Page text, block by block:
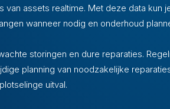
van assets realtime. Met deze data kun
wanneer nodig en onderhoud
storingen en dure reparaties.
planning van noodzakelijke
uitval.